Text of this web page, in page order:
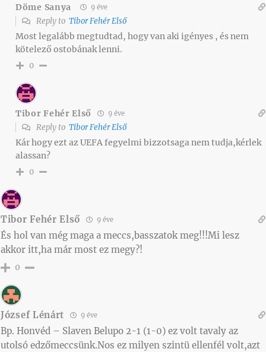
Döme Sanya 9 éve
Reply to Tibor Fehér Első
Most legalább megtudtad, hogy van aki igényes , és nem
kötelező ostobának lenni.
0
Tibor Fehér Első 9 éve
Reply to Tibor Fehér Első
Kár hogy ezt az UEFA fegyelmi bizzotsaga nem tudja,kérlek
alassan?
0
Tibor Fehér Első 9 éve
És hol van még maga a meccs,basszatok meg!!!Mi lesz
akkor itt,ha már most ez megy?!
0
József Lénárt 9 éve
Bp. Honvéd – Slaven Belupo 2-1 (1-0) ez volt tavaly az
utolsó edzőmeccsünk.Nos ez milyen szintü ellenfél volt,azt